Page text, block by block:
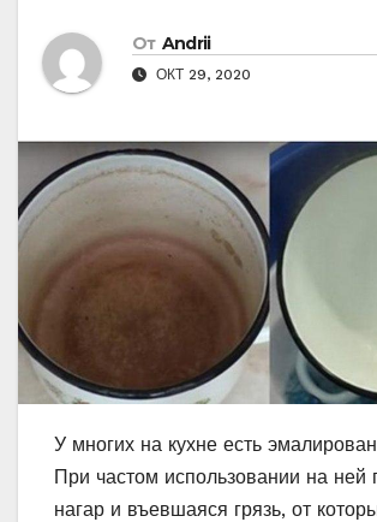
От Andrii
ОКТ 29, 2020
У многих на кухне есть
При частом использовании на ней
нагар и въевшаяся грязь, от